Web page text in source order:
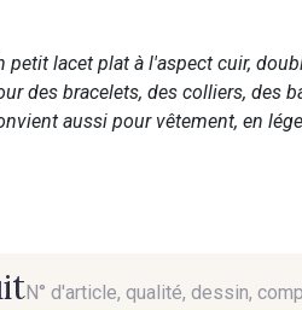
petit lacet plat à l'aspect cuir,
des bracelets, des colliers, des
aussi pour vêtement, en
N° d'article, qualité, dessin,